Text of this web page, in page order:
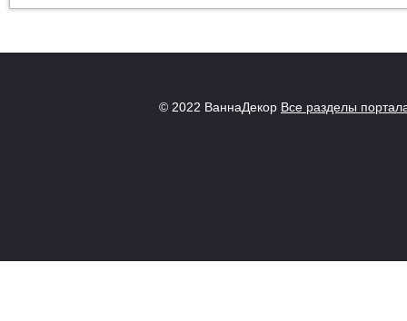
© 2022 ВаннаДекор Все разделы